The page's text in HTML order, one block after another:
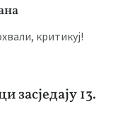
критикуј!
засједају 13.